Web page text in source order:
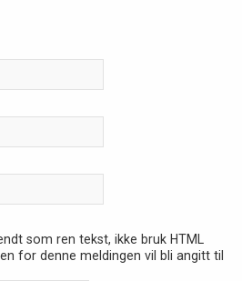
som ren tekst, ikke bruk HTML
for denne meldingen vil bli angitt til